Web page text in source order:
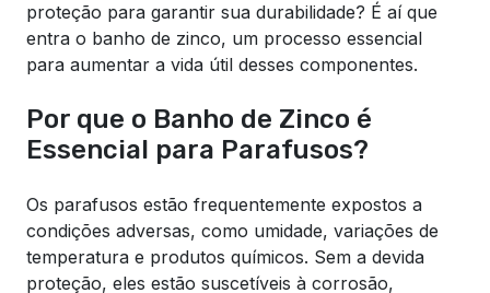
proteção para garantir sua durabilidade? É aí que
entra o banho de zinco, um processo essencial
para aumentar a vida útil desses componentes.
Por que o Banho de Zinco é
Essencial para Parafusos?
Os parafusos estão frequentemente expostos a
condições adversas, como umidade, variações de
temperatura e produtos químicos. Sem a devida
proteção, eles estão suscetíveis à corrosão,